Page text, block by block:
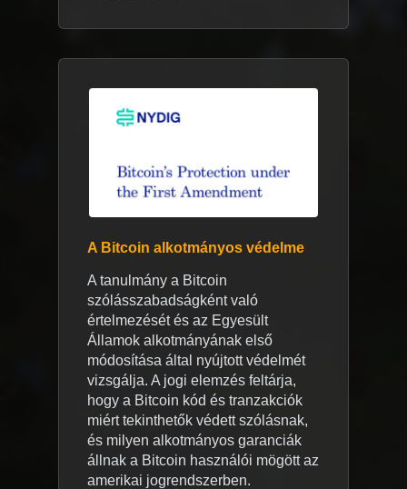
A Bitcoin alkotmányos védelme
A tanulmány a Bitcoin
szólásszabadságként való
értelmezését és az Egyesült
Államok alkotmányának első
módosítása által nyújtott védelmét
vizsgálja. A jogi elemzés feltárja,
hogy a Bitcoin kód és tranzakciók
miért tekinthetők védett szólásnak,
és milyen alkotmányos garanciák
állnak a Bitcoin használói mögött az
amerikai jogrendszerben.